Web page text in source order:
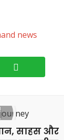
news
साहस और